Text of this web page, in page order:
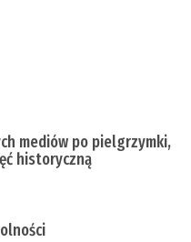
mediów po pielgrzymki,
historyczną